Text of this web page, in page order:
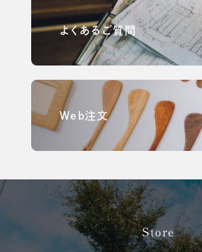
よくあるご質問
Web注文
Store